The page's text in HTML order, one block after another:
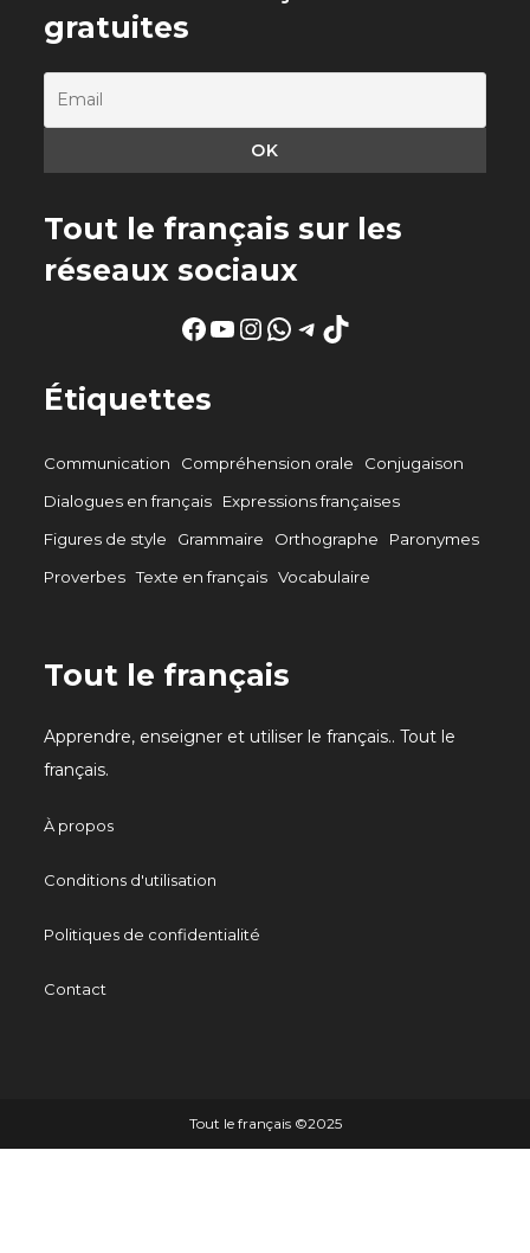
gratuites
Tout le français sur les
réseaux sociaux
Facebook
YouTube
Instagram
WhatsApp
Telegram
TikTok
Étiquettes
Communication Compréhension orale
Conjugaison
Dialogues en français
Expressions françaises
Figures de style
Grammaire Orthographe
Paronymes
Proverbes Texte en français Vocabulaire
Tout le français
Apprendre, enseigner et utiliser le français.. Tout le
français.
À propos
Conditions d'utilisation
Politiques de confidentialité
Contact
Tout le français ©️2025